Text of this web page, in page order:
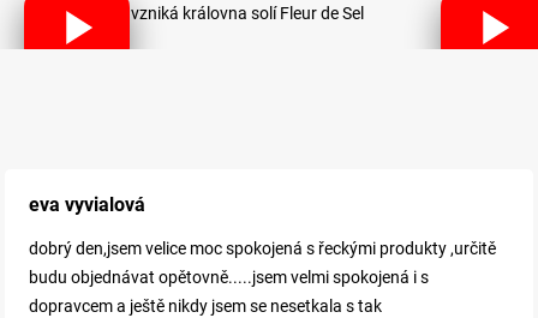
Jak vzniká královna solí Fleur de Sel
eva vyvialová
dobrý den,jsem velice moc spokojená s řeckými produkty ,určitě
budu objednávat opětovně.....jsem velmi spokojená i s
dopravcem a ještě nikdy jsem se nesetkala s tak